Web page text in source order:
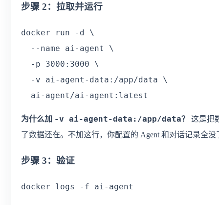
步骤 2：拉取并运行
docker run -d \
  --name ai-agent \
  -p 3000:3000 \
  -v ai-agent-data:/app/data \
  ai-agent/ai-agent:latest
为什么加 -v ai-agent-data:/app/data？
这是把
了数据还在。不加这行，你配置的 Agent 和对话记录全没
步骤 3：验证
docker logs -f ai-agent